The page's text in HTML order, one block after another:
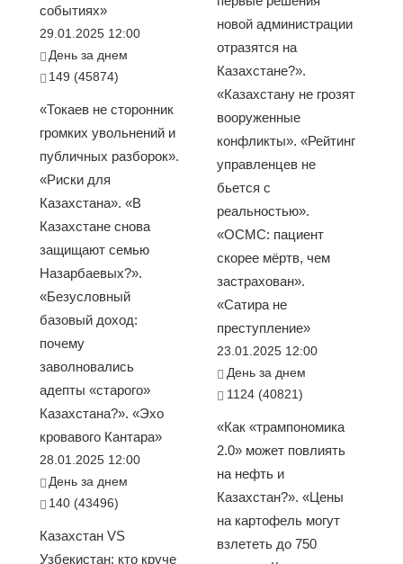
событиях»
29.01.2025 12:00
День за днем
149 (45874)
«Токаев не сторонник
громких увольнений и
публичных разборок».
«Риски для
Казахстана». «В
Казахстане снова
защищают семью
Назарбаевых?».
«Безусловный
базовый доход:
почему
заволновались
адепты «старого»
Казахстана?». «Эхо
кровавого Кантара»
28.01.2025 12:00
День за днем
140 (43496)
Казахстан VS
Узбекистан: кто круче
новой администрации
отразятся на
Казахстане?».
«Казахстану не грозят
вооруженные
конфликты». «Рейтинг
управленцев не
бьется с
реальностью».
«ОСМС: пациент
скорее мёртв, чем
застрахован».
«Сатира не
преступление»
23.01.2025 12:00
День за днем
1124 (40821)
«Как «трампономика
2.0» может повлиять
на нефть и
Казахстан?». «Цены
на картофель могут
взлететь до 750